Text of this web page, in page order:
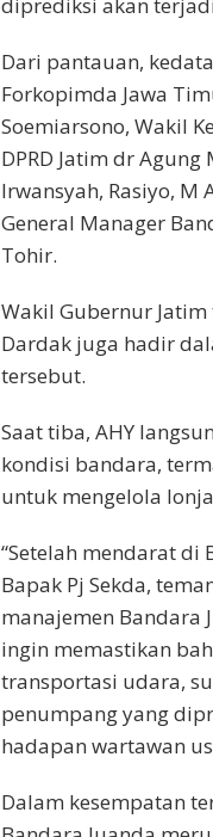
Dari pantauan,
Forkopimda Jawa
Soemiarsono, Wakil
DPRD Jatim dr
Irwansyah, Rasiyo,
General Manager
Tohir.
Wakil Gubernur
Dardak juga hadir
tersebut.
Saat tiba, AHY
kondisi bandara,
untuk mengelola
“Setelah mendarat di
Bapak Pj Sekda,
manajemen Bandara
ingin memastikan
transportasi udara,
penumpang yang
hadapan wartawan
Dalam kesempatan